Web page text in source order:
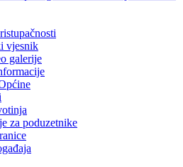
vjesnik
galerije
za poduzetnike